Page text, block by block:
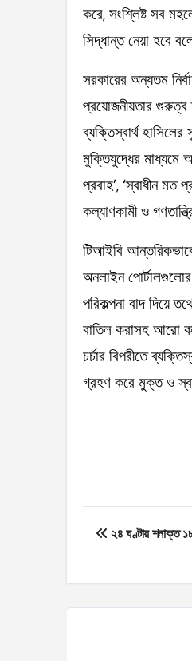
করে, সংশ্লিষ্ট সব
সিদ্ধান্ত নেয়া হবে
সরকারের অন্যতম
প্রয়োজনীয়তার গুরুত্ব
ব্যক্তিস্বার্থ
মুক্তিযুদ্ধের মাধ্যমে
প্রবাহ’, ‘স্বাধীন মত
কল্যাণকামী ও
টিআইবি
অনলাইন পোর্টালগুলোর
পরিকল্পনা বাদ দিয়ে
বাতিল করাসহ আরো
চর্চার বিপরীতে
গ্রহণ করে মুক্ত ও
Post
২৪ ঘণ্টায় শনাক্ত